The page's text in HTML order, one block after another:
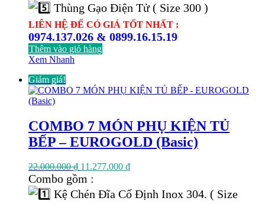
Thùng Gạo Điện Tử ( Size 300 )
LIÊN HỆ ĐỂ CÓ GIÁ TỐT NHẤT :
0974.137.026 & 0899.16.15.19
Thêm vào giỏ hàng
Xem Nhanh
Giảm giá!
COMBO 7 MÓN PHỤ KIỆN TỦ
BẾP – EUROGOLD (Basic)
22.000.000₫ Giá
gốc
là:
22.000.000 ₫.
11.277.000 ₫Giá
tại
là:
Combo gồm :
Kệ Chén Đĩa Cố Định Inox 304. ( Size